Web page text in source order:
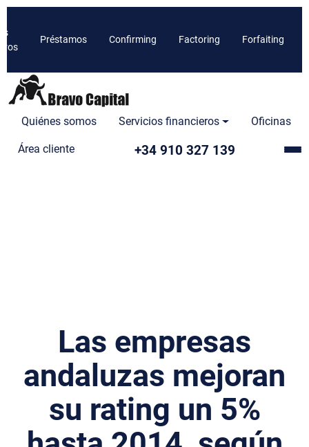
Préstamos Confirming Factoring Forfaiting
Quiénes somos Servicios financieros Oficinas
+34 910 327 139
Área cliente
Las empresas
andaluzas mejoran
su rating un 5%